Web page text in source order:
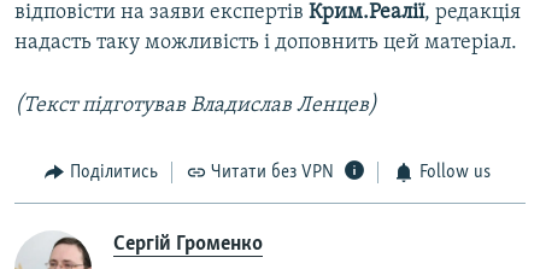
відповісти на заяви експертів Крим.Реалії, редакція
надасть таку можливість і доповнить цей матеріал.
(Текст підготував Владислав Ленцев)
Поділитись Читати без VPN Follow us
Сергій Громенко